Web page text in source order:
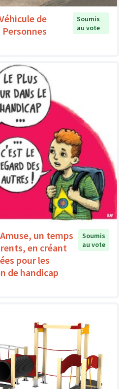
de
Personnes
Soumis
au vote
un temps
en créant
pour les
de handicap
Soumis
au vote